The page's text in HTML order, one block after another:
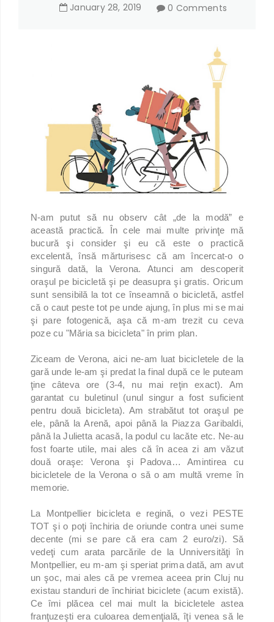
January 28, 2019 0 Comments
N-am putut să nu observ cât „de la modă” e
această practică. În cele mai multe privinţe mă
bucură şi consider şi eu că este o practică
excelentă, însă mărturisesc că am încercat-o o
singură dată, la Verona. Atunci am descoperit
oraşul pe bicicletă şi pe deasupra şi gratis. Oricum
sunt sensibilă la tot ce înseamnă o bicicletă, astfel
că o caut peste tot pe unde ajung, în plus mi se mai
şi pare fotogenică, aşa că m-am trezit cu ceva
poze cu "Măria sa bicicleta" în prim plan.
Ziceam de Verona, aici ne-am luat bicicletele de la
gară unde le-am şi predat la final după ce le puteam
ţine câteva ore (3-4, nu mai reţin exact). Am
garantat cu buletinul (unul singur a fost suficient
pentru două bicicleta). Am strabătut tot oraşul pe
ele, până la Arenă, apoi până la Piazza Garibaldi,
până la Julietta acasă, la podul cu lacăte etc. Ne-au
fost foarte utile, mai ales că în acea zi am văzut
două oraşe: Verona şi Padova… Amintirea cu
bicicletele de la Verona o să o am multă vreme în
memorie.
La Montpellier bicicleta e regină, o vezi PESTE
TOT şi o poţi închiria de oriunde contra unei sume
decente (mi se pare că era cam 2 euro/zi). Să
vedeţi cum arata parcările de la Unniversităţi în
Montpellier, eu m-am şi speriat prima dată, am avut
un şoc, mai ales că pe vremea aceea prin Cluj nu
existau standuri de închiriat biciclete (acum există).
Ce îmi plăcea cel mai mult la bicicletele astea
franţuzeşti era culoarea demenţială, îţi venea să le